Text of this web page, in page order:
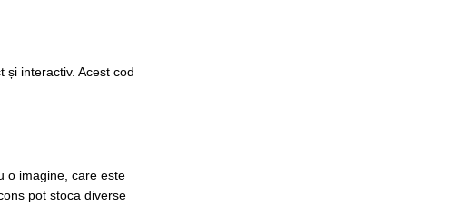
interactiv. Acest cod
o imagine, care este
pot stoca diverse